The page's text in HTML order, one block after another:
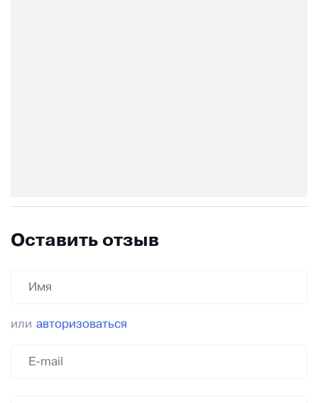
Оставить отзыв
или авторизоваться